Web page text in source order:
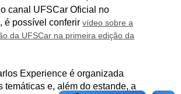
canal UFSCar Oficial no
é possível conferir vídeo sobre a
da UFSCar na primeira edição da
Experience é organizada
temáticas e, além do estande, a